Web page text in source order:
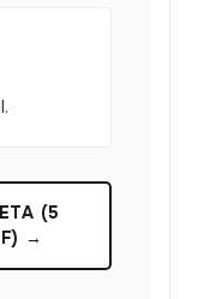
(5
→